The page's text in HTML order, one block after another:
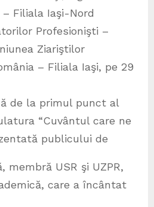
Filiala Iaşi-Nord
Profesionişti –
Ziariştilor
– Filiala Iaşi, pe 29
de la primul punct al
“Cuvântul care ne
publicului de
membră USR şi UZPR,
care a încântat